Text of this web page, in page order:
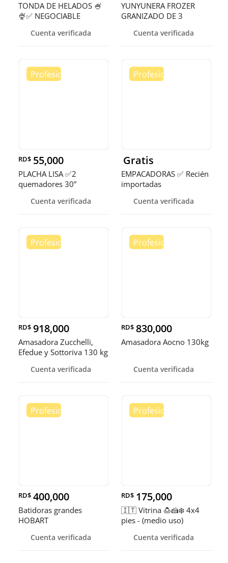
TONDA DE HELADOS 🍧
🍨✅ NEGOCIABLE
Cuenta verificada
YUNYUNERA FROZER
GRANIZADO DE 3
Cuenta verificada
RD$ 55,000
PLACHA LISA ✅2
quemadores 30”
Cuenta verificada
Gratis
EMPACADORAS ✅ Recién
importadas
Cuenta verificada
RD$ 918,000
Amasadora Zucchelli,
Efedue y Sottoriva 130 kg
Cuenta verificada
RD$ 830,000
Amasadora Aocno 130kg
Cuenta verificada
RD$ 400,000
Batidoras grandes
HOBART
Cuenta verificada
RD$ 175,000
🇮🇹 Vitrina 🍮🍰❄️ 4x4
pies - (medio uso)
Cuenta verificada